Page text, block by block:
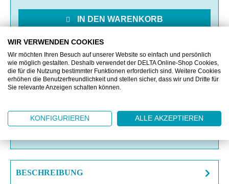
IN DEN WARENKORB
VERGLEICHEN
OFFERTE EINHOLEN
BESCHREIBUNG
WIR VERWENDEN COOKIES
Wir möchten Ihren Besuch auf unserer Website so einfach und persönlich
wie möglich gestalten. Deshalb verwendet der DELTA Online-Shop Cookies,
die für die Nutzung bestimmter Funktionen erforderlich sind. Weitere Cookies
erhöhen die Benutzerfreundlichkeit und stellen sicher, dass wir und Dritte für
Sie relevante Anzeigen schalten können.
KONFIGURIEREN ALLE AKZEPTIEREN